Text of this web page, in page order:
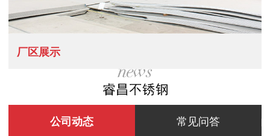
厂区展示
公司动态 常见问答